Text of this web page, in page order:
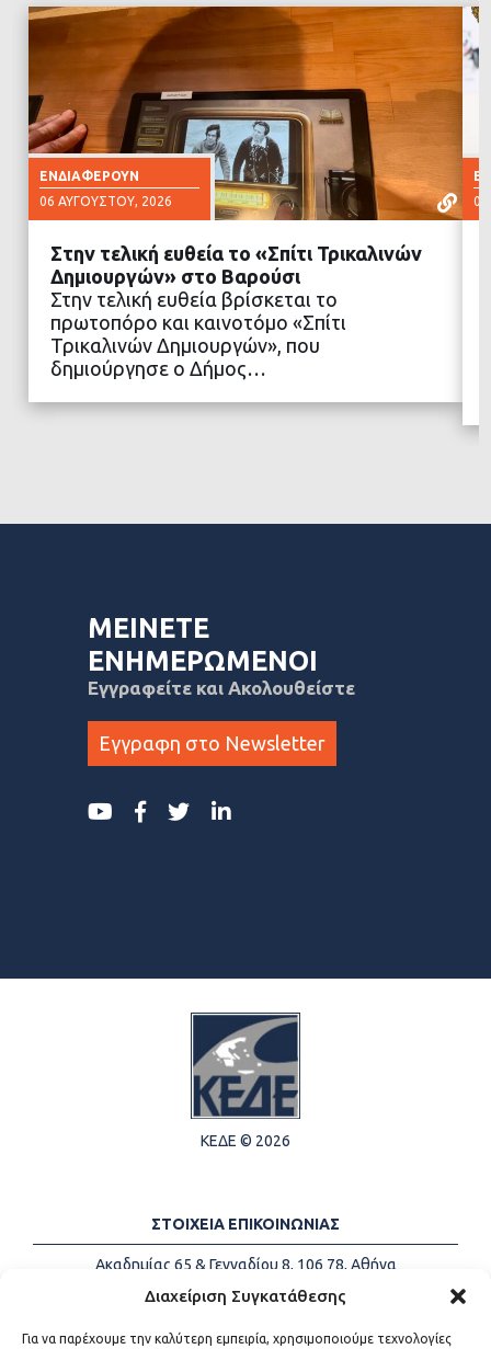
Διαχείριση Συγκατάθεσης
Για να παρέχουμε την καλύτερη εμπειρία, χρησιμοποιούμε τεχνολογίες
ΕΝΔΙΑΦΈΡΟΥΝ
06 ΑΥΓΟΎΣΤΟΥ, 2026
ΔΙΑΒΑΣΤΕ ΠΕΡΙΣΣΟΤΕΡΑ
Στην τελική ευθεία το «Σπίτι Τρικαλινών
Δημιουργών» στο Βαρούσι
Στην τελική ευθεία βρίσκεται το
πρωτοπόρο και καινοτόμο «Σπίτι
Τρικαλινών Δημιουργών», που
δημιούργησε ο Δήμος…
ΜΕΙΝΕΤΕ
ΕΝΗΜΕΡΩΜΕΝΟΙ
Εγγραφείτε και Ακολουθείστε
Εγγραφη στο Newsletter
ΚΕΔΕ © 2026
ΣΤΟΙΧΕΙΑ ΕΠΙΚΟΙΝΩΝΙΑΣ
Ακαδημίας 65 & Γενναδίου 8, 106 78, Αθήνα
Τηλέφωνα:
+30 213-2147500
Email:
info@kede.gr